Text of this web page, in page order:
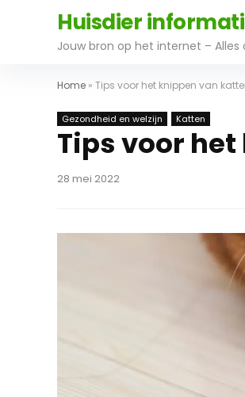
Huisdier
Jouw bron op het internet – Alles
Home » Tips voor het knippen van
Gezondheid en welzijn Katten
Tips voor
28 mei 2022